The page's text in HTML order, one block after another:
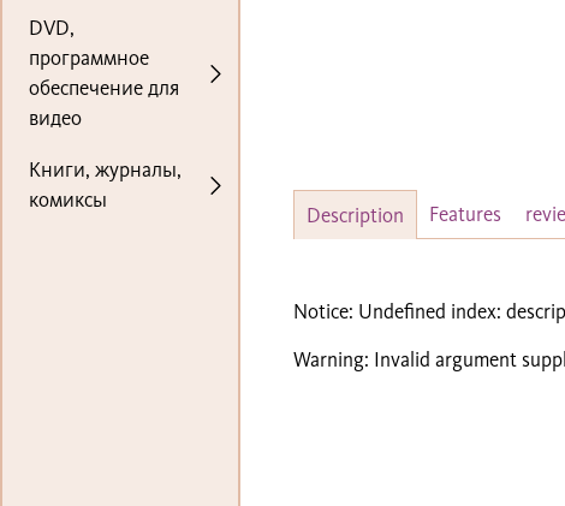
DVD,
программное
обеспечение для
видео
Книги, журналы,
комиксы
Description Features
Notice: Undefined index:
Warning: Invalid argument